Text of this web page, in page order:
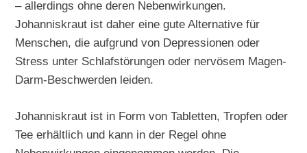
– allerdings ohne deren Nebenwirkungen.
Johanniskraut ist daher eine gute Alternative für
Menschen, die aufgrund von Depressionen oder
Stress unter Schlafstörungen oder nervösem Magen-
Darm-Beschwerden leiden.
Johanniskraut ist in Form von Tabletten, Tropfen oder
Tee erhältlich und kann in der Regel ohne